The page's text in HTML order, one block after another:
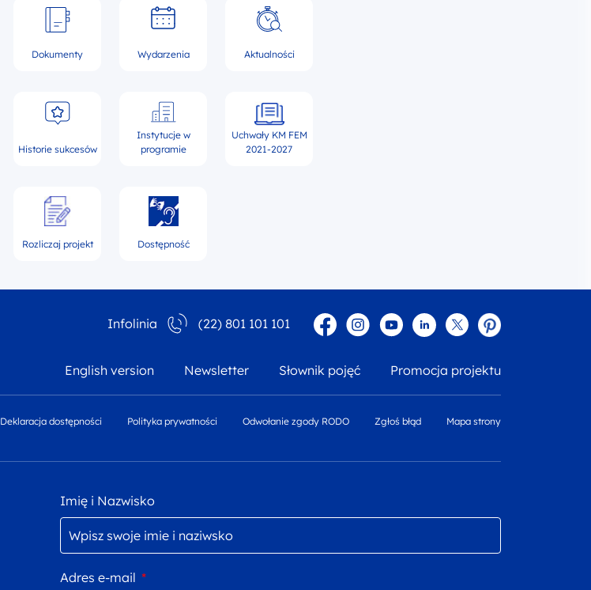
Dokumenty Wydarzenia Aktualności
Historie sukcesów
Instytucje w
programie
Uchwały KM FEM
2021-2027
Rozliczaj projekt Dostępność
Infolinia (22) 801 101 101 FacebookInstagram
YouTubeLinkedin
twitterPinterest
English version Newsletter Słownik pojęć Promocja projektu
Deklaracja dostępności Polityka prywatności Odwołanie zgody RODO Zgłoś błąd Mapa strony
Imię i Nazwisko
Adres e-mail *